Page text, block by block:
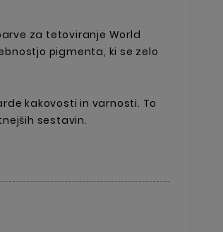
za tetoviranje World
pigmenta, ki se zelo
kakovosti in varnosti. To
sestavin.